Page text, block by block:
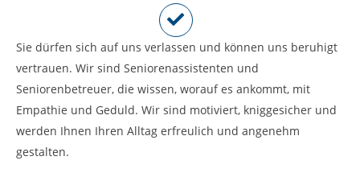
Sie dürfen sich auf uns verlassen und können uns beruhigt
vertrauen. Wir sind Seniorenassistenten und
Seniorenbetreuer, die wissen, worauf es ankommt, mit
Empathie und Geduld. Wir sind motiviert, kniggesicher und
werden Ihnen Ihren Alltag erfreulich und angenehm
gestalten.